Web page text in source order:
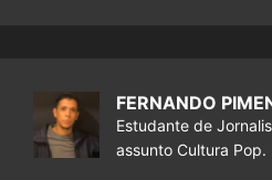
FERNANDO
Estudante de
assunto Cultura